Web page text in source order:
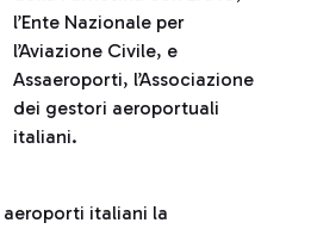
l’Ente Nazionale per
l’Aviazione Civile, e
Assaeroporti, l’Associazione
dei gestori aeroportuali
italiani.
aeroporti italiani la